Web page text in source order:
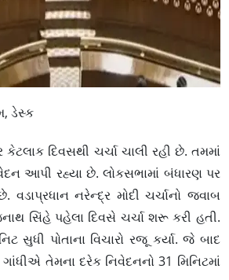
ડેસ્ક
દિવસથી ચર્ચા ચાલી રહી છે. તમમાં
નિવેદન આપી રહ્યા છે. લોકસભામાં બંધારણ પર
વડાપ્રધાન નરેન્દ્ર મોદી ચર્ચાનો જવાબ
સિંહે પહેલા દિવસે ચર્ચા શરૂ કરી હતી.
સુધી પોતાના વિચારો રજૂ કર્યા. જે બાદ
ગાંધીએ તેમના દરેક નિવેદનનો 31 મિનિટમાં